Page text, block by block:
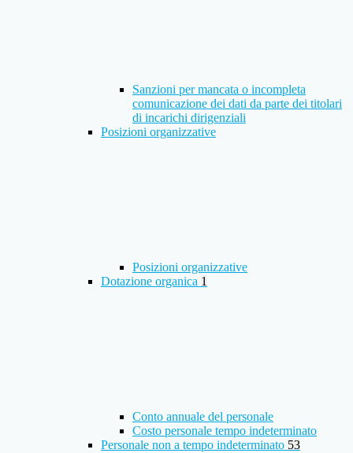
Sanzioni per mancata o incompleta
comunicazione dei dati da parte dei titolari
di incarichi dirigenziali
Posizioni organizzative
Posizioni organizzative
Dotazione organica 1
Conto annuale del personale
Costo personale tempo indeterminato
Personale non a tempo indeterminato 53